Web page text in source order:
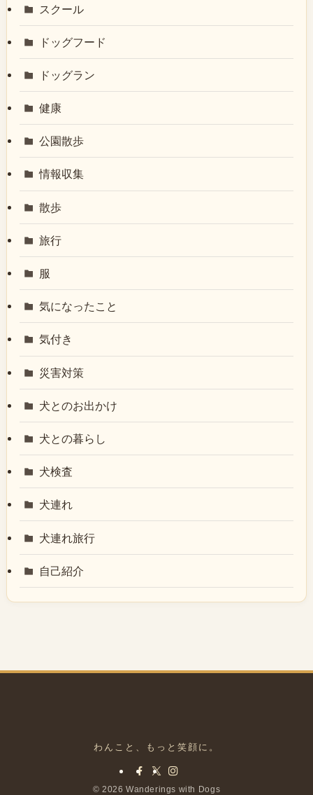
スクール
ドッグフード
ドッグラン
健康
公園散歩
情報収集
散歩
旅行
服
気になったこと
気付き
災害対策
犬とのお出かけ
犬との暮らし
犬検査
犬連れ
犬連れ旅行
自己紹介
© 2026 Wanderings with Dogs